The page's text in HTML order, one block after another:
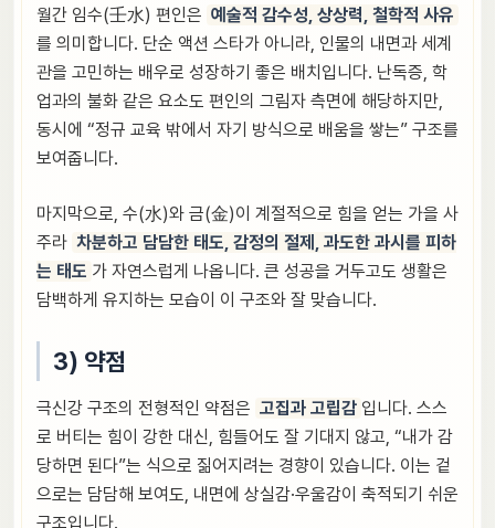
월간 임수(壬水) 편인은 예술적 감수성, 상상력, 철학적 사유
를 의미합니다. 단순 액션 스타가 아니라, 인물의 내면과 세계
관을 고민하는 배우로 성장하기 좋은 배치입니다. 난독증, 학
업과의 불화 같은 요소도 편인의 그림자 측면에 해당하지만,
동시에 “정규 교육 밖에서 자기 방식으로 배움을 쌓는” 구조를
보여줍니다.
마지막으로, 수(水)와 금(金)이 계절적으로 힘을 얻는 가을 사
주라 차분하고 담담한 태도, 감정의 절제, 과도한 과시를 피하
는 태도 가 자연스럽게 나옵니다. 큰 성공을 거두고도 생활은
담백하게 유지하는 모습이 이 구조와 잘 맞습니다.
3) 약점
극신강 구조의 전형적인 약점은 고집과 고립감 입니다. 스스
로 버티는 힘이 강한 대신, 힘들어도 잘 기대지 않고, “내가 감
당하면 된다”는 식으로 짊어지려는 경향이 있습니다. 이는 겉
으로는 담담해 보여도, 내면에 상실감·우울감이 축적되기 쉬운
구조입니다.